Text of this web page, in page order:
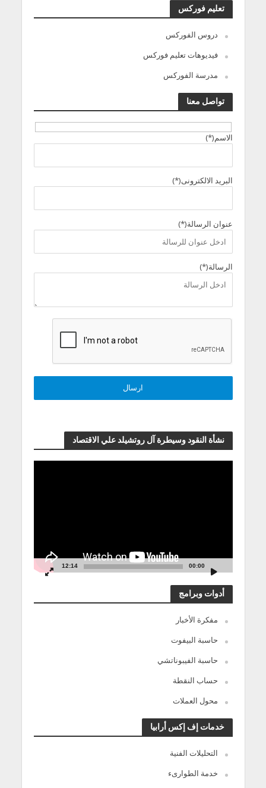
تعليم فوركس
دروس الفوركس
فيديوهات تعليم فوركس
مدرسة الفوركس
تواصل معنا
الاسم(*)
البريد الالكترونى(*)
عنوان الرسالة(*)
الرسالة(*)
نشأة النقود وسيطرة آل روتشيلد علي الاقتصاد
00:00
12:14
أدوات وبرامج
مفكرة الأخبار
حاسبة البيفوت
حاسبة الفيبوناتشي
حساب النقطة
محول العملات
خدمات إف إكس أرابيا
التحليلات الفنية
خدمة الطوارىء